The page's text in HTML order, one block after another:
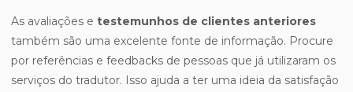
As avaliações e testemunhos de clientes anteriores
também são uma excelente fonte de informação. Procure
por referências e feedbacks de pessoas que já utilizaram os
serviços do tradutor. Isso ajuda a ter uma ideia da satisfação